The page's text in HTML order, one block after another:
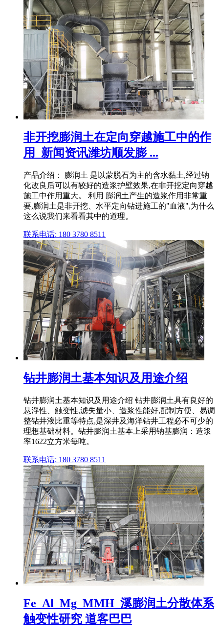
非开挖膨润土在定向穿越施工中的作
用_新闻资讯潍坊顺发膨 ...
产品介绍： 膨润土 是以蒙脱石为主的含水黏土,经过钠
化改良后可以有较好的造浆护壁效果,在非开挖定向穿越
施工中作用重大。 利用 膨润土产生的造浆作用非常重
要,膨润土是非开挖、水平定向钻进施工的"血液",为什么
这么说我们来看看其中的道理。
联系电话: 180 3780 8511
钻井膨润土基本知识及用途介绍
钻井膨润土基本知识及用途介绍 钻井膨润土具有良好的
悬浮性、触变性,滤失量小、造浆性能好,配制方便、易调
整钻井液比重等特点,是深井及海洋钻井工程必不可少的
理想基础材料。钻井膨润土基本上采用钠基膨润：造浆
率1622立方米每吨。
联系电话: 180 3780 8511
Fe_Al_Mg_MMH_溪膨润土分散体系
触变性研究 道客巴巴